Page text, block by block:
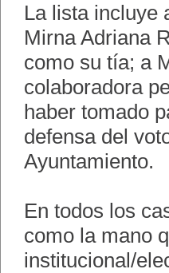
La lista incluye
Mirna Adriana
como su tía; a
colaboradora
haber tomado
defensa del
Ayuntamiento.
En todos los
como la mano
institucional/